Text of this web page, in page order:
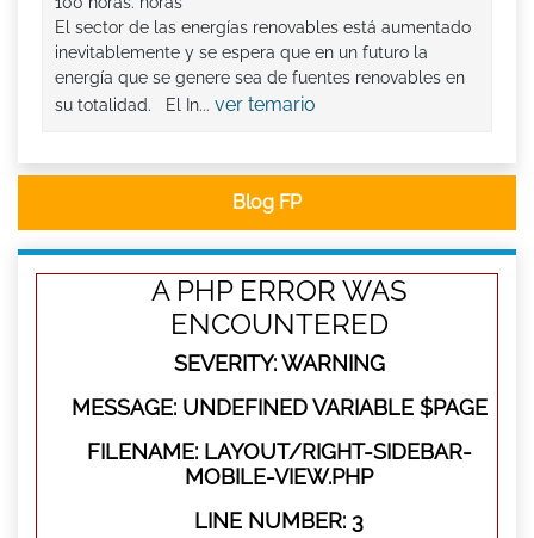
El sector de las energías renovables está aumentado
inevitablemente y se espera que en un futuro la
energía que se genere sea de fuentes renovables en
su totalidad. El In... ver temario
Blog FP
A PHP ERROR WAS
ENCOUNTERED
SEVERITY: WARNING
MESSAGE: UNDEFINED VARIABLE $PAGE
FILENAME: LAYOUT/RIGHT-SIDEBAR-
MOBILE-VIEW.PHP
LINE NUMBER: 3